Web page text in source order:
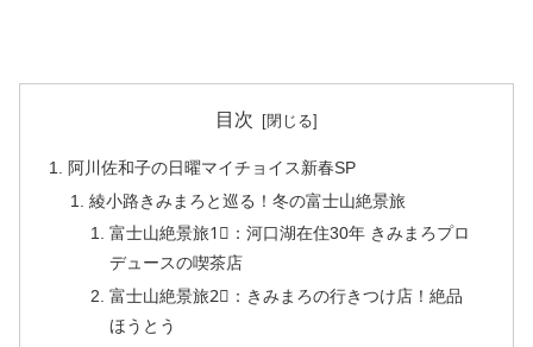
目次
阿川佐和子の日曜マイチョイス新春SP
綾小路きみまろと巡る！冬の富士山絶景旅
富士山絶景旅1⃣：河口湖在住30年 きみまろプロ
デュースの喫茶店
富士山絶景旅2⃣：きみまろの行きつけ店！絶品
ほうとう